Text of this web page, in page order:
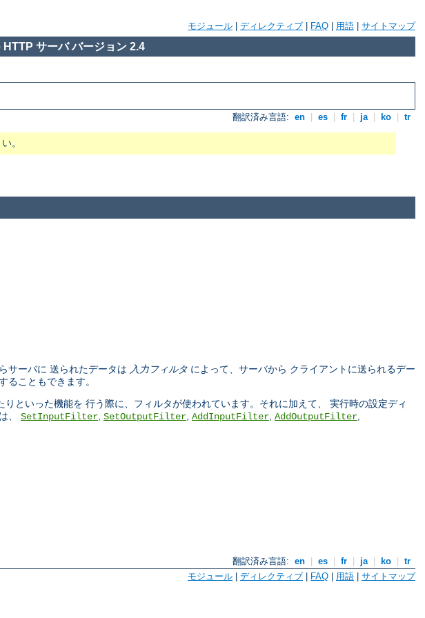
モジュール ディレクティブ FAQ 用語 サイトマップ
サーバ バージョン 2.4
翻訳済み言語: en es fr ja ko tr
。
サーバに 送られたデータは 入力フィルタ によって、サーバから クライアントに送られるデー
ることもできます。
といった機能を 行う際に、フィルタが使われています。それに加えて、 実行時の設定ディ
、 SetInputFilter SetOutputFilter AddInputFilter AddOutputFilter
翻訳済み言語: en | es | fr | ja | ko | tr
モジュール ディレクティブ FAQ 用語 サイトマップ